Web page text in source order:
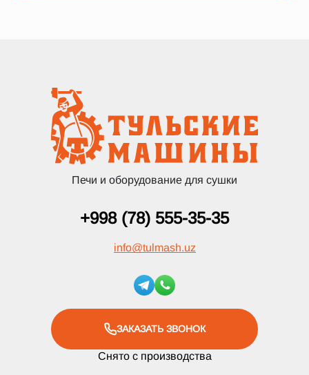
Печи и оборудование для сушки
+998 (78) 555-35-35
info@tulmash.uz
ЗАКАЗАТЬ ЗВОНОК
Снято с производства